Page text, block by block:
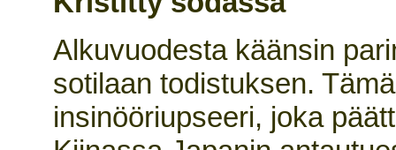
Alkuvuodesta käänsin
sotilaan todistuksen.
insinööriupseeri, joka